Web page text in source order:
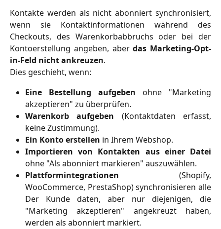
Kontakte werden als nicht abonniert synchronisiert,
wenn sie Kontaktinformationen während des
Checkouts, des Warenkorbabbruchs oder bei der
Kontoerstellung angeben, aberdas Marketing-Opt-
in-Feld nicht ankreuzen.
Dies geschieht, wenn:
Eine Bestellung aufgeben ohne "Marketing
akzeptieren" zu überprüfen.
Warenkorb aufgeben (Kontaktdaten erfasst,
keine Zustimmung).
Ein Konto erstellen in Ihrem Webshop.
Importieren von Kontakten aus einer Datei
ohne "Als abonniert markieren" auszuwählen.
Plattformintegrationen (Shopify,
WooCommerce, PrestaShop) synchronisieren alle
Der Kunde daten, aber nur diejenigen, die
"Marketing akzeptieren" angekreuzt haben,
werden als abonniert markiert.